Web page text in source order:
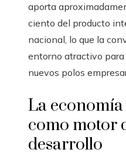
aporta
ciento del producto
nacional, lo que la
entorno atractivo
nuevos polos
La
como motor
desarrollo